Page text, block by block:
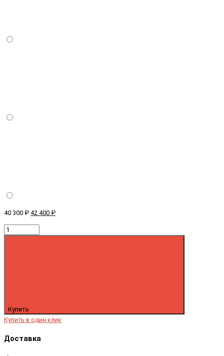
40 300 ₽ 42 400 ₽
Купить
Купить в один клик
Доставка